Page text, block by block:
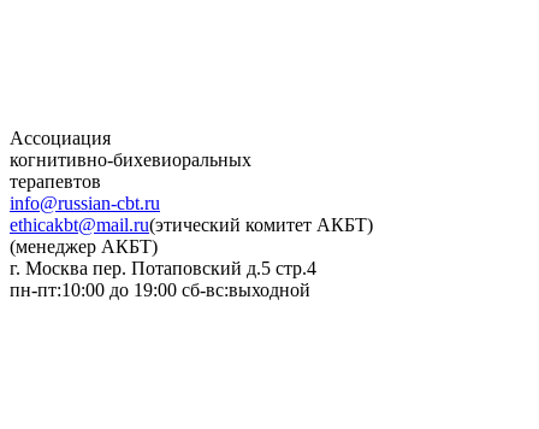
Ассоциация
когнитивно-бихевиоральных
терапевтов
info@russian-cbt.ru
ethicakbt@mail.ru(этический комитет АКБТ)
(менеджер АКБТ)
г. Москва пер. Потаповский д.5 стр.4
пн-пт:10:00 до 19:00 сб-вс:выходной